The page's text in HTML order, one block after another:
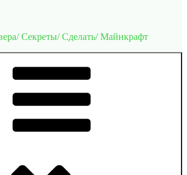
Секреты/ Сделать/ Майнкрафт